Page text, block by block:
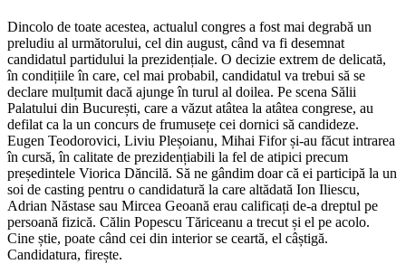
Dincolo de toate acestea, actualul congres a fost mai degrabă un
preludiu al următorului, cel din august, când va fi desemnat
candidatul partidului la prezidențiale. O decizie extrem de delicată,
în condițiile în care, cel mai probabil, candidatul va trebui să se
declare mulțumit dacă ajunge în turul al doilea. Pe scena Sălii
Palatului din București, care a văzut atâtea la atâtea congrese, au
defilat ca la un concurs de frumusețe cei dornici să candideze.
Eugen Teodorovici, Liviu Pleșoianu, Mihai Fifor și-au făcut intrarea
în cursă, în calitate de prezidențiabili la fel de atipici precum
președintele Viorica Dăncilă. Să ne gândim doar că ei participă la un
soi de casting pentru o candidatură la care altădată Ion Iliescu,
Adrian Năstase sau Mircea Geoană erau calificați de-a dreptul pe
persoană fizică. Călin Popescu Tăriceanu a trecut și el pe acolo.
Cine știe, poate când cei din interior se ceartă, el câștigă.
Candidatura, firește.